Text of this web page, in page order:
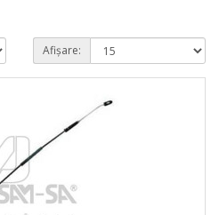
Afișare: